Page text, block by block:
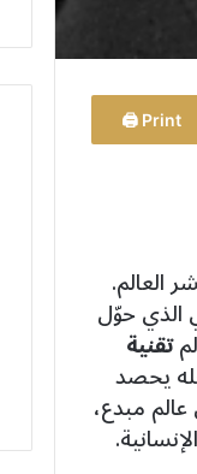
Print 🖨
العالم.
الذي حوّل
تقنية
يحصد
عن عالم مبدع،